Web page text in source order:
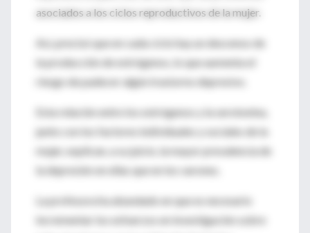
asociados a los ciclos reproductivos de la mujer.
Así, precisó que en cada ciclo hay un descenso de
la producción de estrógenos, lo que aumenta el
riesgo de padecer algún trastorno depresivo.
Esta relación entre los estrógenos y la serotonina,
junto con los factores individuales y sociales de la
mujer, explican, a su juicio, la mayor prevalencia de
la depresión en ellas que en los varones.
La profesora ha abundado en que es necesario
incrementar los esfuerzos en investigación sobre